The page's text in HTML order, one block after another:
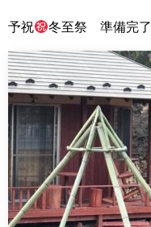
予祝 冬至祭 準備完了